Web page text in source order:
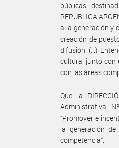
públicas
REPÚBLICA
a la generación y
creación de
difusión (...)
cultural junto con
con las áreas
Que la
Administrativa
“Promover e
la generación
competencia”.